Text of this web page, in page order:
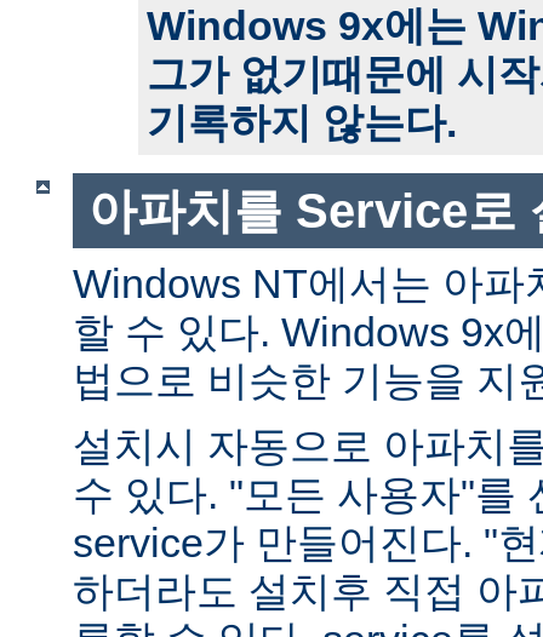
Windows 9x에는
그가 없기때문에 시
기록하지 않는다.
아파치를 Service로
Windows NT에서는 아파
할 수 있다. Windows 9x
법으로 비슷한 기능을 지
설치시 자동으로 아파치
수 있다. "모든 사용자"를
service가 만들어진다. "
하더라도 설치후 직접 아